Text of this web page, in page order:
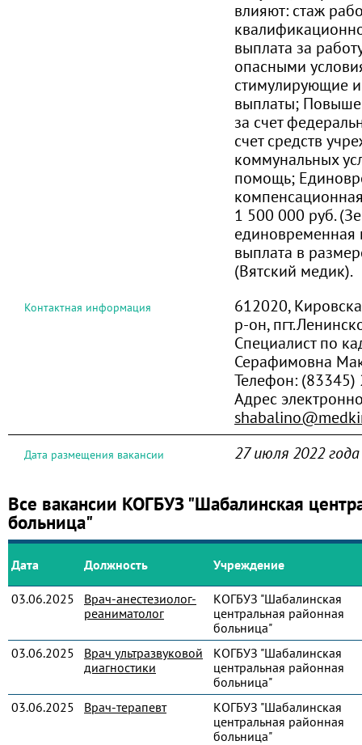
влияют: стаж
выплата за
опасными
стимулирующие
выплаты;
за счет
счет средств
коммунальных
помощь;
1 500 000 руб.
единовременная
выплата в
(Вятский медик).
Контактная информация
612020,
р-он,
Специалист по
Серафимовна
Телефон: (83345)
Адрес
Дата размещения вакансии 27 июля 2022 года
Все вакансии КОГБУЗ "Шабалинская
больница"
Дата Должность Учреждение
03.06.2025
Врач-анестезиолог-
реаниматолог
КОГБУЗ "Шабалинская
центральная районная
больница"
03.06.2025
Врач ультразвуковой
диагностики
КОГБУЗ "Шабалинская
центральная районная
больница"
03.06.2025
Врач-терапевт
КОГБУЗ "Шабалинская
центральная районная
больница"